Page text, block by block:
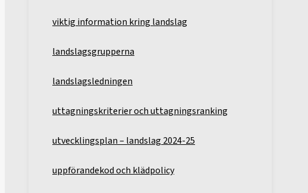
viktig information kring landslag
landslagsgrupperna
landslagsledningen
uttagningskriterier och uttagningsranking
utvecklingsplan – landslag 2024-25
uppförandekod och klädpolicy